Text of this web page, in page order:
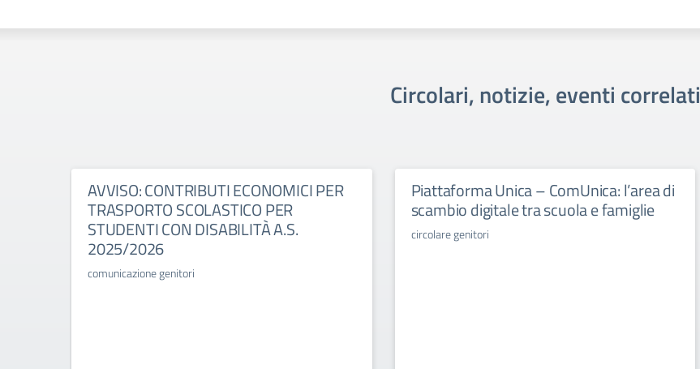
Circolari, notizie, eventi correlati
AVVISO: CONTRIBUTI ECONOMICI PER
TRASPORTO SCOLASTICO PER
STUDENTI CON DISABILITÀ A.S.
2025/2026
comunicazione genitori
Piattaforma Unica – ComUnica: l’area di
scambio digitale tra scuola e famiglie
circolare genitori